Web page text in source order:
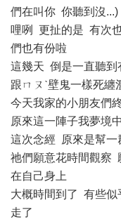
們在叫你 你聽到沒...)
哩咧 更扯的是 有次
們也有份啦
這幾天 倒是一直聽
跟ㄇㄡˋ壁鬼一樣死纏
今天我家的小朋友們
原來這一陣子我夢境
這次念經 原來是幫一
祂們願意花時間觀察
在自己身上
大概時間到了 有些
走了